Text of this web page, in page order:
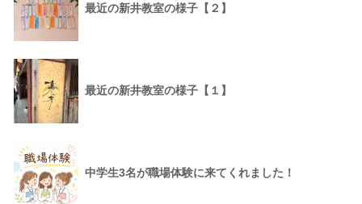
最近の新井教室の様子【２】
最近の新井教室の様子【１】
中学生3名が職場体験に来てくれました！